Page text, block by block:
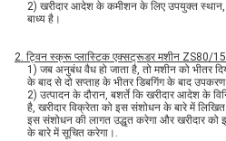
2) खरीदार आदेश के कमीशन के लिए उपयुक्त
बाध्य है।
2. ट्विन स्क्रू प्लास्टिक एक्सट्रूडर मशीन ZS80/
1) जब अनुबंध वैध हो जाता है, तो मशीन को भीतर
के बाद से दो सप्ताह के भीतर डिबगिंग के बाद उपकरण
2) उत्पादन के दौरान, बशर्ते कि खरीदार आदेश के
है, खरीदार विक्रेता को इस संशोधन के बारे में
इस संशोधन की लागत उद्धृत करेगा और खरीदार को
के बारे में सूचित करेगा।.